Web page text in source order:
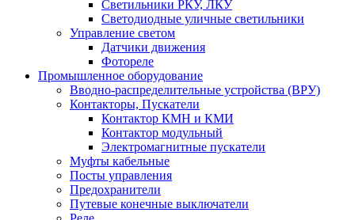
Светильники РКУ, ЛКУ
Светодиодные уличные светильники
Управление светом
Датчики движения
Фотореле
Промышленное оборудование
Вводно-распределительные устройства (ВРУ)
Контакторы, Пускатели
Контактор КМН и КМИ
Контактор модульный
Электромагнитные пускатели
Муфты кабельные
Посты управления
Предохранители
Путевые конечные выключатели